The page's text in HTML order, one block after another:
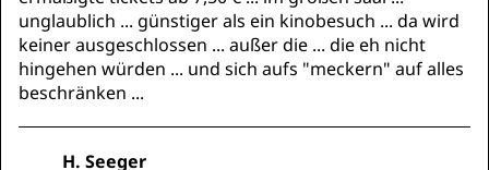
unglaublich ... günstiger als ein kinobesuch ... da wird
keiner ausgeschlossen ... außer die ... die eh nicht
hingehen würden ... und sich aufs "meckern" auf alles
beschränken ...
H. Seeger